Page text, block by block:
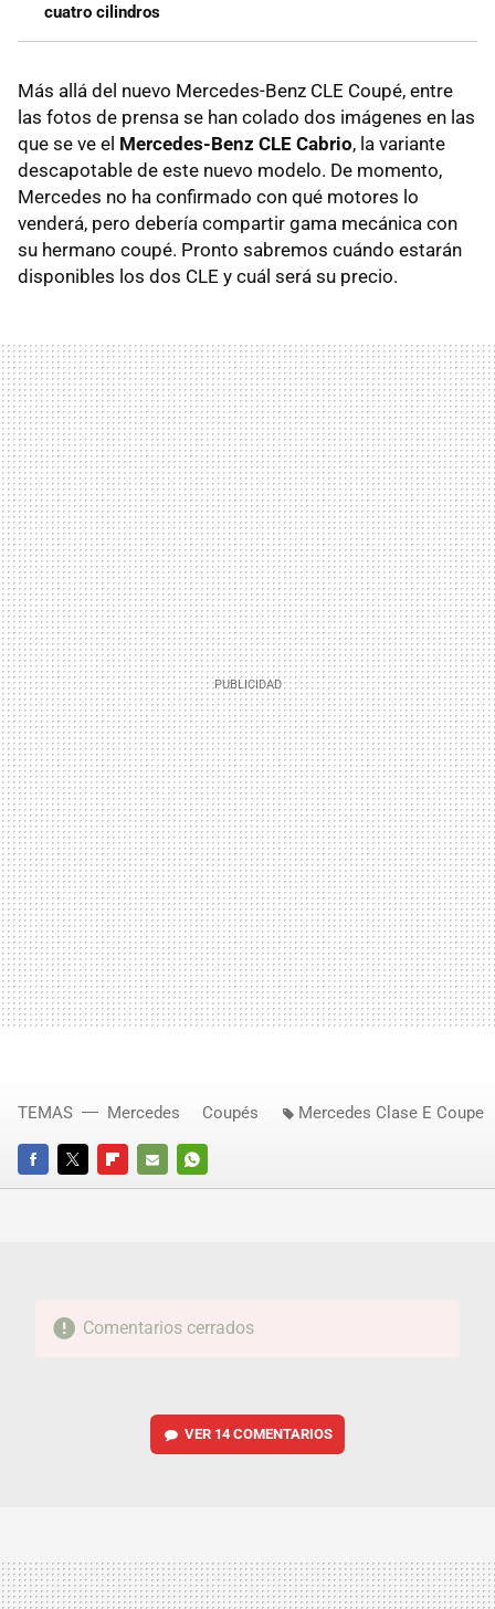
cuatro cilindros
Más allá del nuevo Mercedes-Benz CLE Coupé, entre
las fotos de prensa se han colado dos imágenes en las
que se ve el Mercedes-Benz CLE Cabrio, la variante
descapotable de este nuevo modelo. De momento,
Mercedes no ha confirmado con qué motores lo
venderá, pero debería compartir gama mecánica con
su hermano coupé. Pronto sabremos cuándo estarán
disponibles los dos CLE y cuál será su precio.
FACEBOOKTWITTERFLIPBOARD
E-
WHATSAPP
TEMAS Mercedes Coupés Mercedes Clase E Coupe
Comentarios cerrados
VER 14 COMENTARIOS